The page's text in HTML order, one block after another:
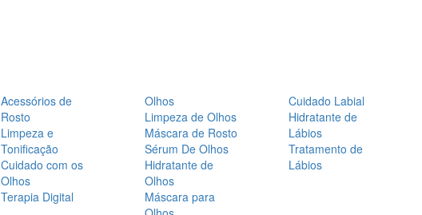
Acessórios de
Rosto
Limpeza e
Tonificação
Cuidado com os
Olhos
Terapia Digital
Olhos
Limpeza de Olhos
Máscara de Rosto
Sérum De Olhos
Hidratante de
Olhos
Máscara para
Cuidado Labial
Hidratante de
Lábios
Tratamento de
Lábios